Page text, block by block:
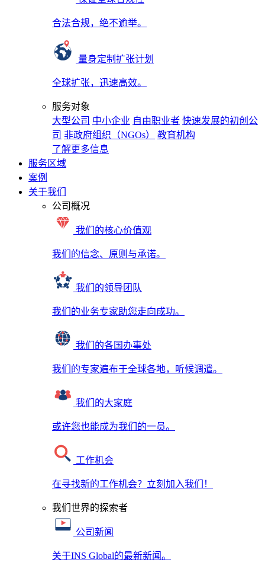
合法合规，绝不逾举。
量身定制扩张计划
全球扩张，迅速高效。
服务对象
大型公司 中小企业 自由职业者 快速发展的初创公
司 非政府组织（NGOs）
教育机构
了解更多信息
服务区域
案例
关于我们
公司概况
我们的核心价值观
我们的信念、原则与承诺。
我们的领导团队
我们的业务专家助您走向成功。
我们的各国办事处
我们的专家遍布于全球各地，听候调遣。
我们的大家庭
或许您也能成为我们的一员。
工作机会
在寻找新的工作机会？立刻加入我们！
我们世界的探索者
公司新闻
关于INS Global的最新新闻。